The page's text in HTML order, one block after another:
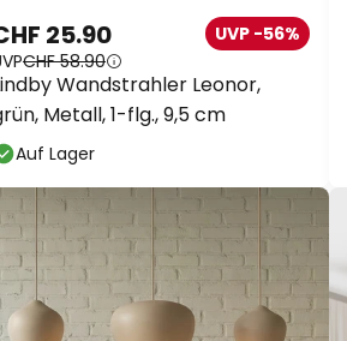
25.90
CHF 58.90
UVP -56%
Wandstrahler Leonor,
Metall, 1-flg., 9,5 cm
Auf Lager